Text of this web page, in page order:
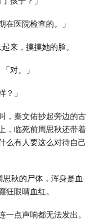
在医院检查的。」
来，摸摸她的脸。
对。」
？」
，秦文佑抄起旁边的古
，临死前周思秋还带着
么有人要这么对待自己
思秋的尸体，浑身是血
狂眼睛血红。
点声响都无法发出。